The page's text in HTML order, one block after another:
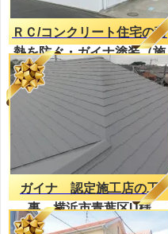
ＲＣ/コンクリート住宅の蓄
熱を防ぐ・ガイナ塗装（施
工事例）
ガイナ 認定施工店の工
事 横浜市青葉区U様